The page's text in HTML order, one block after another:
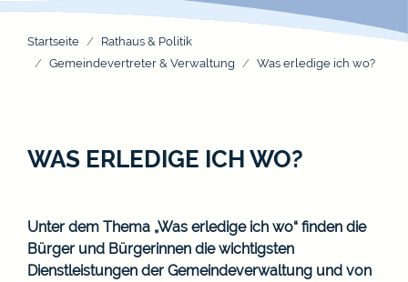
Startseite
Rathaus & Politik
Gemeindevertreter & Verwaltung
Was erledige ich wo?
WAS ERLEDIGE ICH WO?
Unter dem Thema „Was erledige ich wo“ finden die
Bürger und Bürgerinnen die wichtigsten
Dienstleistungen der Gemeindeverwaltung und von